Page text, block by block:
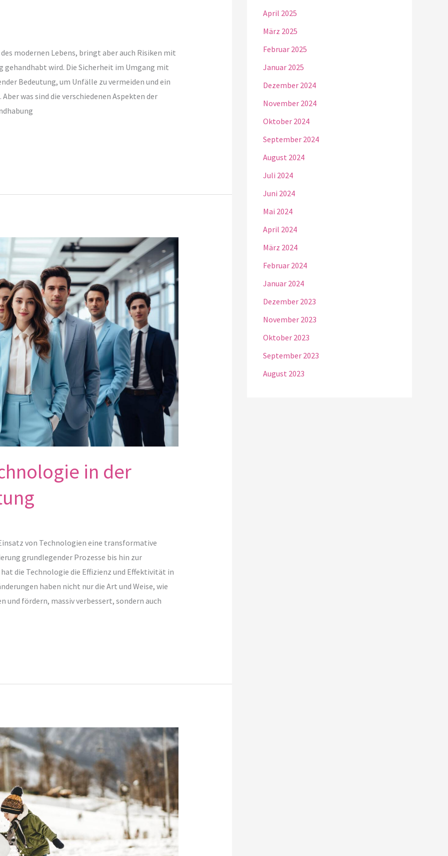
modernen Lebens, bringt aber auch Risiken mit
gehandhabt wird. Die Sicherheit im Umgang mit
Bedeutung, um Unfälle zu vermeiden und ein
was sind die verschiedenen Aspekten der
in der
von Technologien eine transformative
grundlegender Prozesse bis hin zur
die Technologie die Effizienz und Effektivität in
haben nicht nur die Art und Weise, wie
fördern, massiv verbessert, sondern auch
April 2025
März 2025
Februar 2025
Januar 2025
Dezember 2024
November 2024
Oktober 2024
September 2024
August 2024
Juli 2024
Juni 2024
Mai 2024
April 2024
März 2024
Februar 2024
Januar 2024
Dezember 2023
November 2023
Oktober 2023
September 2023
August 2023